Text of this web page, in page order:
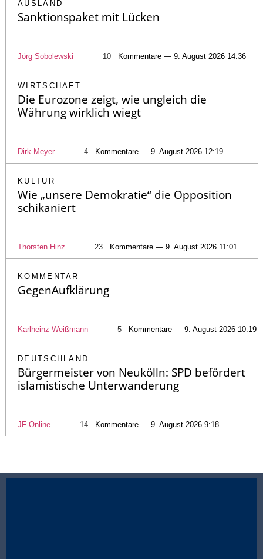
AUSLAND
Sanktionspaket mit Lücken
Jörg Sobolewski 10 Kommentare — 9. August 2026 14:36
WIRTSCHAFT
Die Eurozone zeigt, wie ungleich die
Währung wirklich wiegt
Dirk Meyer 4 Kommentare — 9. August 2026 12:19
KULTUR
Wie „unsere Demokratie“ die Opposition
schikaniert
Thorsten Hinz 23 Kommentare — 9. August 2026 11:01
KOMMENTAR
GegenAufklärung
Karlheinz Weißmann 5 Kommentare — 9. August 2026 10:19
DEUTSCHLAND
Bürgermeister von Neukölln: SPD befördert
islamistische Unterwanderung
JF-Online 14 Kommentare — 9. August 2026 9:18